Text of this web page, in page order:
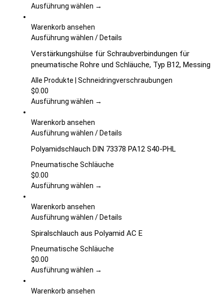
werden
auf.
können
der
Produktseite
gewählt
Ausführung wählen →
Warenkorb ansehen
Ausführung wählen Dieses
weist
mehrere
Varianten
Die
auf
Produktseite
gewählt
/Details
Verstärkungshülse für Schraubverbindungen für
pneumatische Rohre und Schläuche, Typ B12, Messing
Alle Produkte | Schneidringverschraubungen
$0.00
Ausführung wählen →
Warenkorb ansehen
Ausführung wählen Dieses
weist
mehrere
auf.
können
der
Produktseite
werden
/Details
Polyamidschlauch DIN 73378 PA12 S40-PHL
Pneumatische Schläuche
$0.00
Ausführung wählen →
Warenkorb ansehen
Ausführung wählen Dieses
weist
mehrere
auf.
/Details
Spiralschlauch aus Polyamid AC E
Pneumatische Schläuche
$0.00
Ausführung wählen →
Warenkorb ansehen